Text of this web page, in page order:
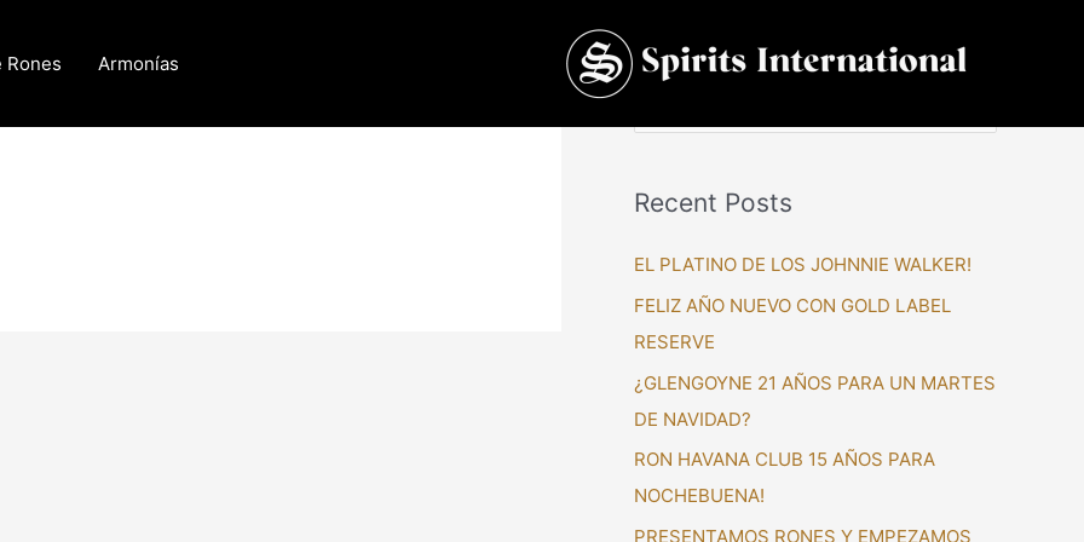
Rones Armonías
r
c
r
:
Recent Posts
EL PLATINO DE LOS JOHNNIE WALKER!
FELIZ AÑO NUEVO CON GOLD LABEL
RESERVE
¿GLENGOYNE 21 AÑOS PARA UN MARTES
DE NAVIDAD?
RON HAVANA CLUB 15 AÑOS PARA
NOCHEBUENA!
PRESENTAMOS RONES Y EMPEZAMOS